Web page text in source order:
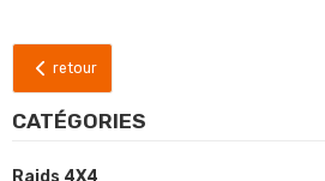
retour
CATÉGORIES